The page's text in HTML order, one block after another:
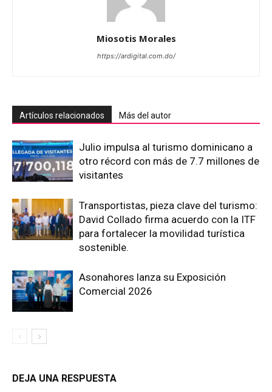
Miosotis Morales
https://ardigital.com.do/
Artículos relacionados Más del autor
Julio impulsa al turismo dominicano a
otro récord con más de 7.7 millones de
visitantes
Transportistas, pieza clave del turismo:
David Collado firma acuerdo con la ITF
para fortalecer la movilidad turística
sostenible.
Asonahores lanza su Exposición
Comercial 2026
DEJA UNA RESPUESTA